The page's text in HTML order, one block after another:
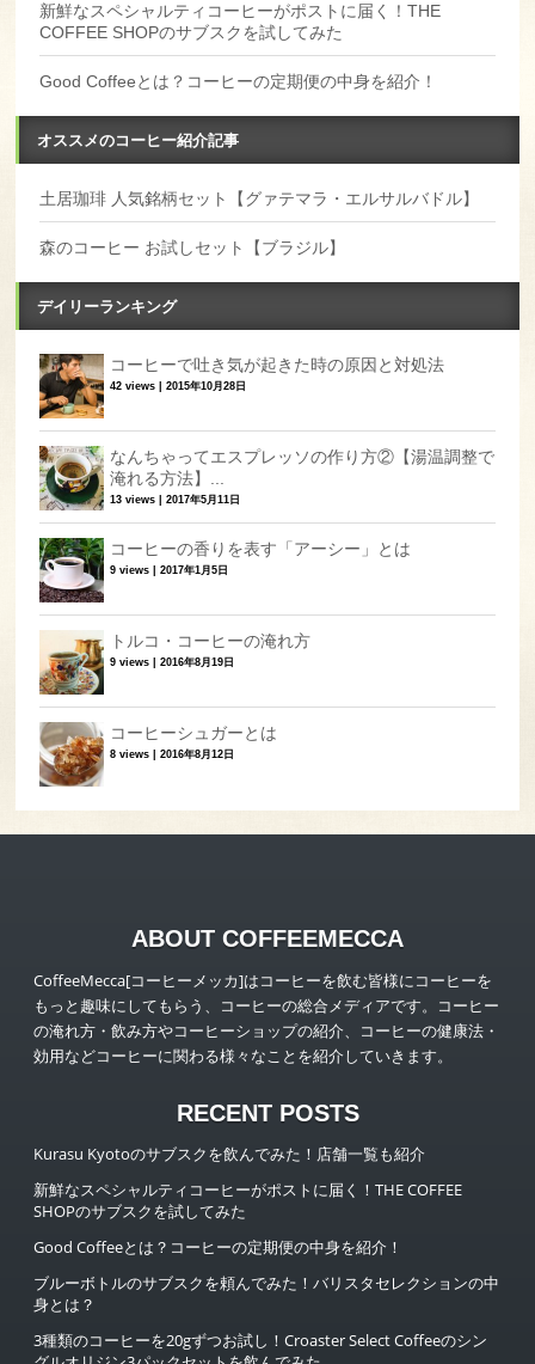
新鮮なスペシャルティコーヒーがポストに届く！THE
COFFEE SHOPのサブスクを試してみた
Good Coffeeとは？コーヒーの定期便の中身を紹介！
オススメのコーヒー紹介記事
土居珈琲 人気銘柄セット【グァテマラ・エルサルバドル】
森のコーヒー お試しセット【ブラジル】
デイリーランキング
コーヒーで吐き気が起きた時の原因と対処法
42 views |2015年10月28日
なんちゃってエスプレッソの作り方②【湯温調整で
淹れる方法】...
13 views |2017年5月11日
コーヒーの香りを表す「アーシー」とは
9 views |2017年1月5日
トルコ・コーヒーの淹れ方
9 views |2016年8月19日
コーヒーシュガーとは
8 views |2016年8月12日
ABOUT COFFEEMECCA
CoffeeMecca[コーヒーメッカ]はコーヒーを飲む皆様にコーヒーを
もっと趣味にしてもらう、コーヒーの総合メディアです。コーヒー
の淹れ方・飲み方やコーヒーショップの紹介、コーヒーの健康法・
効用などコーヒーに関わる様々なことを紹介していきます。
RECENT POSTS
Kurasu Kyotoのサブスクを飲んでみた！店舗一覧も紹介
新鮮なスペシャルティコーヒーがポストに届く！THE COFFEE
SHOPのサブスクを試してみた
Good Coffeeとは？コーヒーの定期便の中身を紹介！
ブルーボトルのサブスクを頼んでみた！バリスタセレクションの中
身とは？
3種類のコーヒーを20gずつお試し！Croaster Select Coffeeのシン